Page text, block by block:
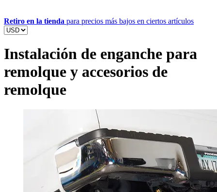
Retiro en la tienda para precios más bajos en ciertos artículos
Instalación de enganche para
remolque y accesorios de
remolque